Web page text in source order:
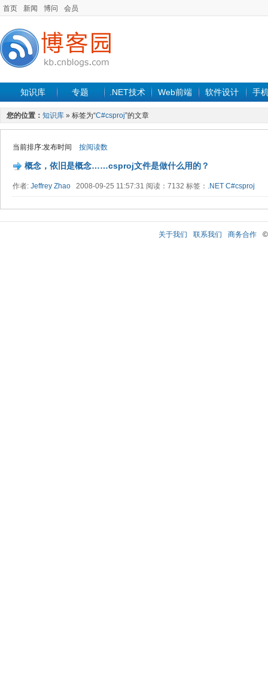
首页 新闻 博问 会员
知识库 专题 .NET技术 Web前端 软件设计 手
您的位置： 知识库 » 标签为“C#csproj”的文章
当前排序:发布时间 按阅读数
概念，依旧是概念……csproj文件是做什么用的？
作者: Jeffrey Zhao 2008-09-25 11:57:31 阅读：7132 标签： .NET C#csproj
关于我们 联系我们 商务合作